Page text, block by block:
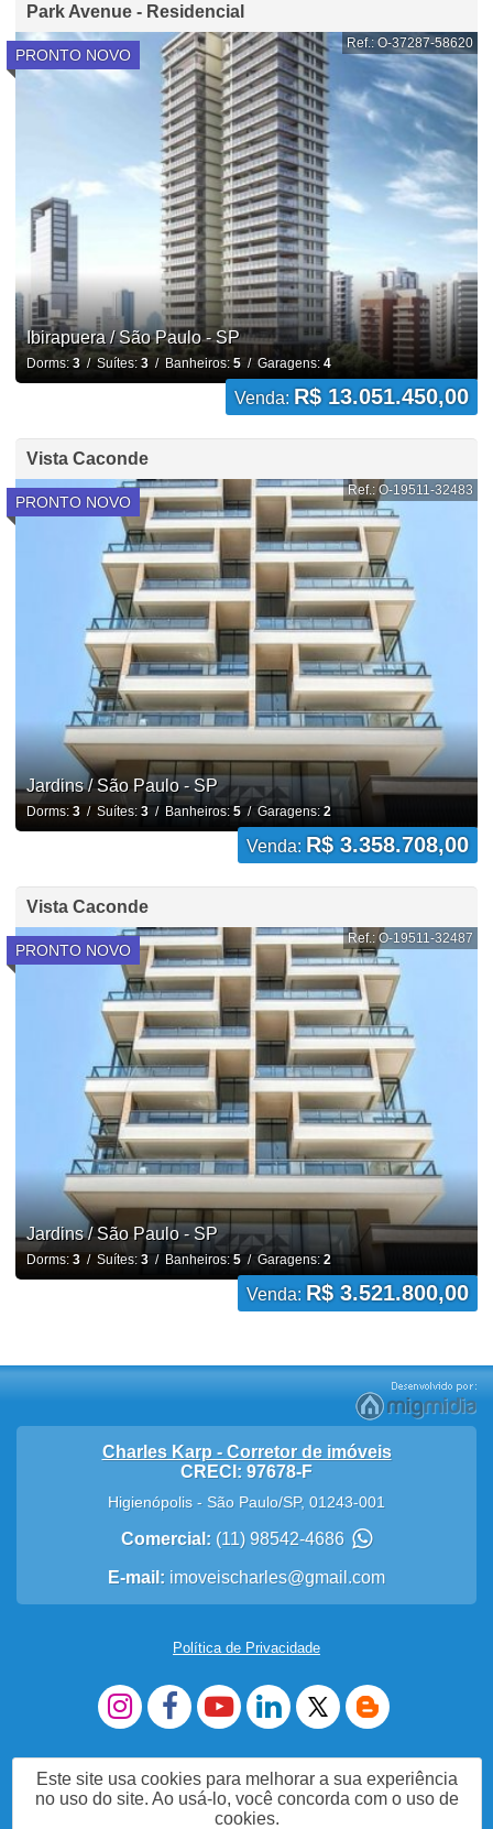
Park Avenue - Residencial
PRONTO NOVO
Ref.: O-37287-58620
Ibirapuera / São Paulo - SP
Dorms:3/ Suítes: 3/ Banheiros: 5/ Garagens: 4
Venda: R$ 13.051.450,00
Vista Caconde
PRONTO NOVO
Ref.: O-19511-32483
Jardins / São Paulo - SP
Dorms: 3/ Suítes: 3/ Banheiros: 5/ Garagens:2
Venda: R$ 3.358.708,00
Vista Caconde
PRONTO NOVO
Ref.: O-19511-32487
Jardins / São Paulo - SP
Dorms: 3/ Suítes: 3/ Banheiros: 5/ Garagens:2
Venda: R$ 3.521.800,00
Charles Karp - Corretor de imóveis
CRECI: 97678-F
Higienópolis - São Paulo/SP, 01243-001
Comercial: (11) 98542-4686
E-mail: imoveischarles@gmail.com
Política de Privacidade
Este site usa cookies para melhorar a sua experiência
no uso do site. Ao usá-lo, você concorda com o uso de
cookies.